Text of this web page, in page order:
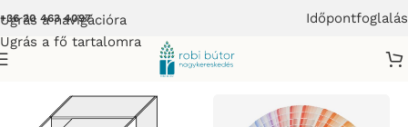
Ugrás a navigációra
Ugrás a fő tartalomra
+36 20 463 4097 Időpontfoglalás
FORLI KONYHABÚTOR MATT FRONTOKKAL_BÚTOR